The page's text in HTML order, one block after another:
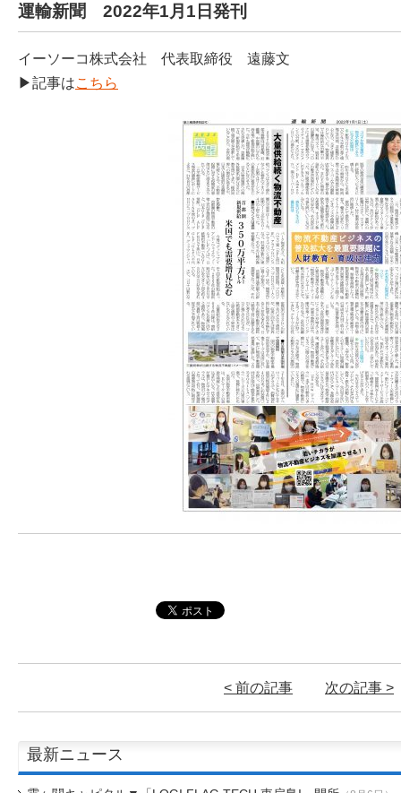
運輸新聞 2022年1月1日発刊
イーソーコ株式会社 代表取締役 遠藤文
▶記事はこちら
< 前の記事 次の記事 >
最新ニュース